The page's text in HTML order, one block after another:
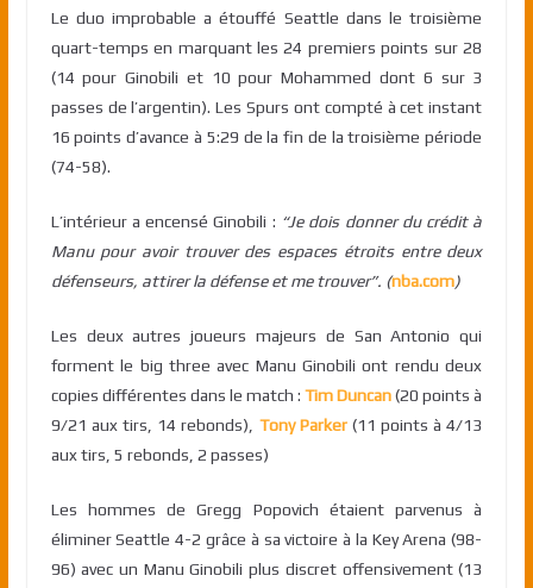
Le duo improbable a étouffé Seattle dans le troisième
quart-temps en marquant les 24 premiers points sur 28
(14 pour Ginobili et 10 pour Mohammed dont 6 sur 3
passes de l’argentin). Les Spurs ont compté à cet instant
16 points d’avance à 5:29 de la fin de la troisième période
(74-58).
L’intérieur a encensé Ginobili : “Je dois donner du crédit à
Manu pour avoir trouver des espaces étroits entre deux
défenseurs, attirer la défense et me trouver”. (nba.com)
Les deux autres joueurs majeurs de San Antonio qui
forment le big three avec Manu Ginobili ont rendu deux
copies différentes dans le match :Tim Duncan(20 points à
9/21 aux tirs, 14 rebonds), Tony Parker (11 points à 4/13
aux tirs, 5 rebonds, 2 passes)
Les hommes de Gregg Popovich étaient parvenus à
éliminer Seattle 4-2 grâce à sa victoire à la Key Arena (98-
96) avec un Manu Ginobili plus discret offensivement (13